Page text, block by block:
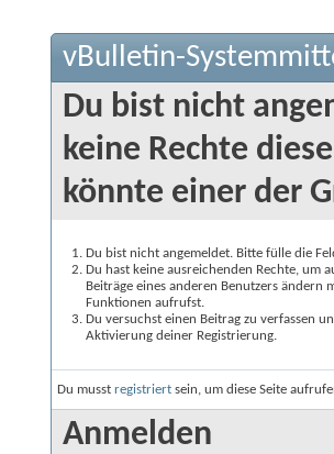
vBulletin-
Du bist nicht
keine Rechte
könnte einer der
Du bist nicht angemeldet. Bitte fülle die
Du hast keine ausreichenden Rechte, um
Beiträge eines anderen Benutzers
Funktionen aufrufst.
Du versuchst einen Beitrag zu verfassen
Aktivierung deiner Registrierung.
Du musst registriert sein, um diese Seite
Anmelden